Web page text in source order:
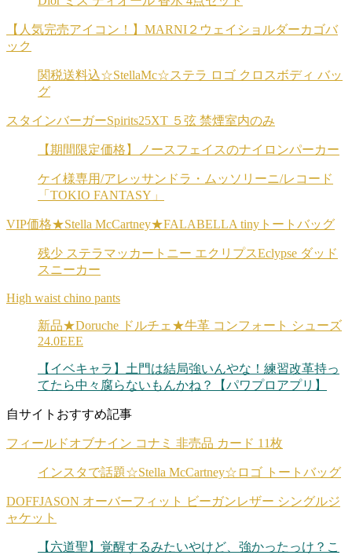
【人気完売アイコン！】MARNI２ウェイショルダーカゴバ
ック
関税送料込☆StellaMc☆ステラ ロゴ クロスボディ バッ
グ
スタインバーガーSpirits25XT ５弦 禁煙室内のみ
【期間限定価格】ノースフェイスのナイロンパーカー
ケイ様専用/アレッサンドラ・ムッソリーニ/レコード
「TOKIO FANTASY」
VIP価格★Stella McCartney★FALABELLA tinyトートバッグ
残少 ステラマッカートニー エクリプスEclypse ダッド
スニーカー
High waist chino pants
新品★Doruche ドルチェ★牛革 コンフォート シューズ
24.0EEE
【イベキャラ】土門は結局強いんやな！練習改革持っ
てたら中々腐らないもんかね？【パワプロアプリ】
自サイトおすすめ記事
フィールドオブナイン コナミ 非売品 カード 11枚
インスタで話題☆Stella McCartney☆ロゴ トートバッグ
DOFFJASON オーバーフィット ビーガンレザー シングルジ
ャケット
【六道聖】覚醒するみたいやけど、強かったっけ？こ